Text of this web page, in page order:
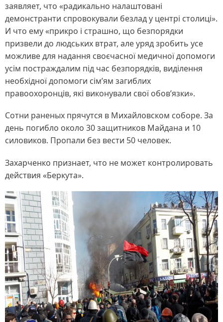
заявляет, что «радикально налаштовані
демонстранти спровокували безлад у центрі столиці».
И что ему «прикро і страшно, що безпорядки
призвели до людських втрат, але уряд зробить усе
можливе для надання своєчасної медичної допомоги
усім постраждалим під час безпорядків, виділення
необхідної допомоги сім’ям загиблих
правоохоронців, які виконували свої обов’язки».
Сотни раненых прячутся в Михайловском соборе. За
день погибло около 30 защитников Майдана и 10
силовиков. Пропали без вести 50 человек.
Захарченко признает, что не может контролировать
действия «Беркута».